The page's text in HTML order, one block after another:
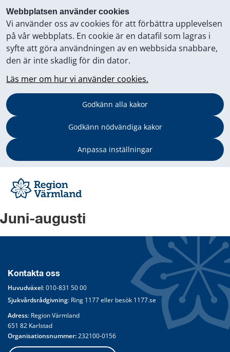
Webbplatsen använder cookies
Vi använder oss av cookies för att förbättra upplevelsen
på vår webbplats. En cookie är en datafil som lagras i
syfte att göra användningen av en webbsida snabbare,
den är inte skadlig för din dator.
Läs mer om hur vi använder cookies.
Godkänn alla kakor
Godkänn nödvändiga kakor
Anpassa inställningar
Juni-augusti
Kontakta oss
Huvudväxel: 010-831 50 00
Sjukvårdsrådgivning: Ring 1177 eller besök 1177.se
Adress: Region Värmland
651 82 Karlstad
Organisationsnummer: 232100-0156